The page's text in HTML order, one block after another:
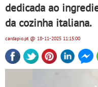
dedicada ao
da cozinha italiana.
cardapio.pt@ 18-11-2025 11:15:00